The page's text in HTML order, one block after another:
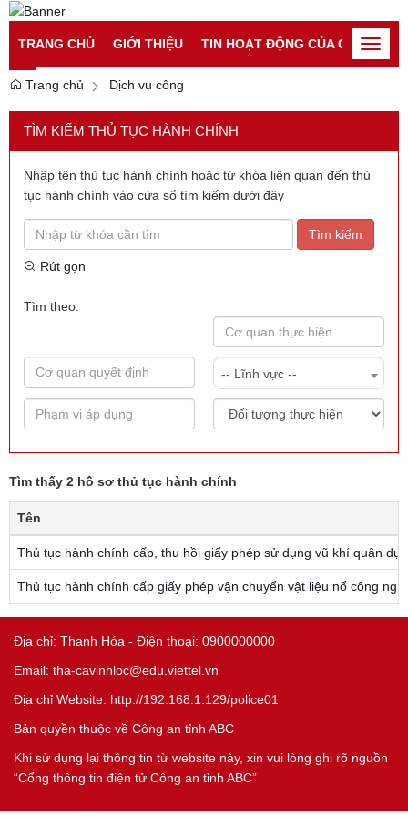
Đăng nhập
Đăng ký
TRANG CHỦ
GIỚI THIỆU TIN HOẠT ĐỘNG CỦA CATPToggle
Trang chủ
Dịch vụ công
TÌM KIẾM THỦ TỤC HÀNH CHÍNH
Nhập tên thủ tục hành chính hoặc từ khóa liên quan đến thủ
tục hành chính vào cửa sổ tìm kiếm dưới đây
Tìm kiếm
Rút gọn
Tìm theo:
-- Lĩnh vực --
Tìm thấy 2 hồ sơ thủ tục hành chính
Tên
Thủ tục hành chính cấp, thu hồi giấy phép sử dụng vũ khí quân
Thủ tục hành chính cấp giấy phép vận chuyển vật liệu nổ công
Địa chỉ: Thanh Hóa - Điện thoại: 0900000000
Email: tha-cavinhloc@edu.viettel.vn
Địa chỉ Website: http://192.168.1.129/police01
Bản quyền thuộc về Công an tỉnh ABC
Khi sử dụng lại thông tin từ website này, xin vui lòng ghi rõ nguồn
“Cổng thông tin điện tử Công an tỉnh ABC”